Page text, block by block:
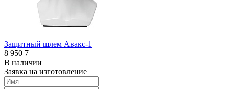
Защитный шлем Авакс-1
8 950 7
В наличии
Заявка на изготовление